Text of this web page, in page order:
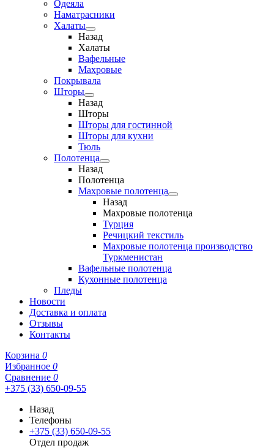
Одеяла
Наматрасники
Халаты
Назад
Халаты
Вафельные
Махровые
Покрывала
Шторы
Назад
Шторы
Шторы для гостинной
Шторы для кухни
Тюль
Полотенца
Назад
Полотенца
Махровые полотенца
Назад
Махровые полотенца
Турция
Речицкий текстиль
Махровые полотенца производство
Туркменистан
Вафельные полотенца
Кухонные полотенца
Пледы
Новости
Доставка и оплата
Отзывы
Контакты
Корзина 0
Избранное 0
Сравнение 0
+375 (33) 650-09-55
Назад
Телефоны
+375 (33) 650-09-55
Отдел продаж